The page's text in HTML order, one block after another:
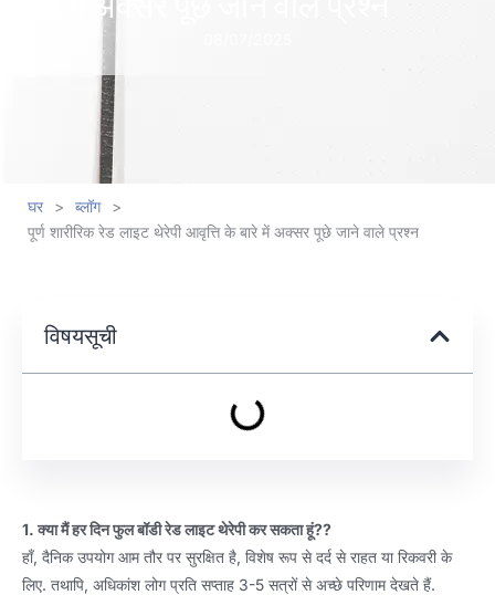
घर > ब्लॉग
>
पूर्ण शारीरिक रेड लाइट थेरेपी आवृत्ति के बारे में अक्सर पूछे जाने वाले प्रश्न
विषयसूची
1. क्या मैं हर दिन फुल बॉडी रेड लाइट थेरेपी कर सकता हूं??
हाँ, दैनिक उपयोग आम तौर पर सुरक्षित है, विशेष रूप से दर्द से राहत या रिकवरी के
लिए. तथापि, अधिकांश लोग प्रति सप्ताह 3-5 सत्रों से अच्छे परिणाम देखते हैं.